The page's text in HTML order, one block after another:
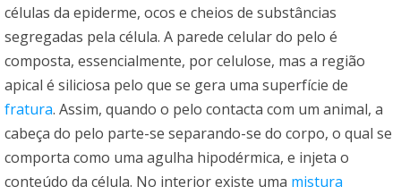
células da epiderme, ocos e cheios de substâncias
segregadas pela célula. A parede celular do pelo é
composta, essencialmente, por celulose, mas a região
apical é siliciosa pelo que se gera uma superfície de
fratura. Assim, quando o pelo contacta com um animal, a
cabeça do pelo parte-se separando-se do corpo, o qual se
comporta como uma agulha hipodérmica, e injeta o
conteúdo da célula. No interior existe uma mistura